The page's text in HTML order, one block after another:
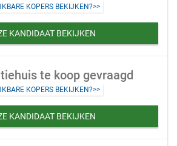
KOPERS BEKIJKEN?>>
KANDIDAAT BEKIJKEN
te koop gevraagd
KOPERS BEKIJKEN?>>
KANDIDAAT BEKIJKEN